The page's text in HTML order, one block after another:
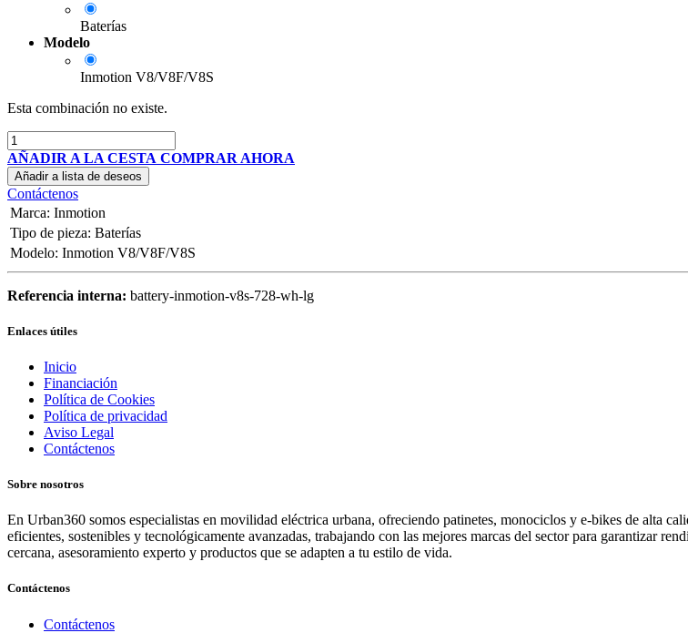
Baterías
Modelo
Inmotion V8/V8F/V8S
Esta combinación no existe.
AÑADIR A LA CESTA COMPRAR AHORA
Añadir a lista de deseos
Contáctenos
Marca: Inmotion
Tipo de pieza: Baterías
Modelo: Inmotion V8/V8F/V8S
Referencia interna: battery-inmotion-v8s-728-wh-lg
Enlaces útiles
Inicio
Financiación
Política de Cookies
Política de privacidad
Aviso Legal
Contáctenos
Sobre nosotros
En Urban360 somos especialistas en movilidad eléctrica urbana, ofreciendo patinetes, monociclos y e-bikes de alta
eficientes, sostenibles y tecnológicamente avanzadas, trabajando con las mejores marcas del sector para garantizar
cercana, asesoramiento experto y productos que se adapten a tu estilo de vida.
Contáctenos
Contáctenos